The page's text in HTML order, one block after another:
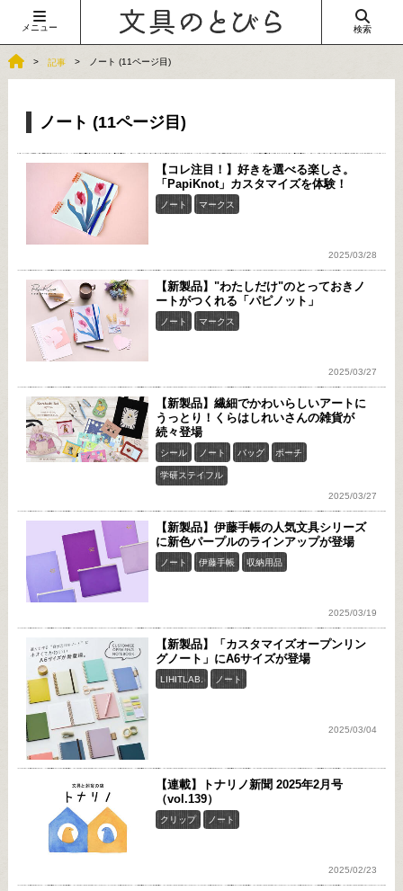
メニュー 検索
記事 ノート (11ページ目)
ノート (11ページ目)
【コレ注目！】好きを選べる楽しさ。
「PapiKnot」カスタマイズを体験！
ノート マークス
2025/03/28
【新製品】"わたしだけ"のとっておきノ
ートがつくれる「パピノット」
ノート マークス
2025/03/27
【新製品】繊細でかわいらしいアートに
うっとり！くらはしれいさんの雑貨が
続々登場
シール ノート バッグ ポーチ
学研ステイフル
2025/03/27
【新製品】伊藤手帳の人気文具シリーズ
に新色パープルのラインアップが登場
ノート 伊藤手帳 収納用品
2025/03/19
【新製品】「カスタマイズオープンリン
グノート」にA6サイズが登場
LIHITLAB. ノート
2025/03/04
【連載】トナリノ新聞 2025年2月号
（vol.139）
クリップ ノート
2025/02/23